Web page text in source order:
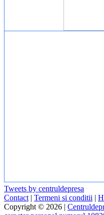
Tweets by centruldepresa
Contact | Termeni si conditii |
Copyright © 2026 |